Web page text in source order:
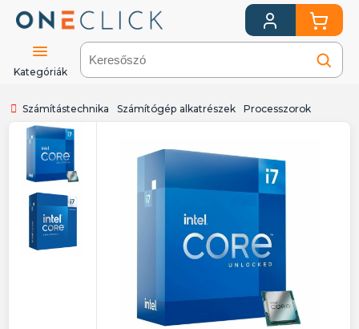
Kategóriák
Számítástechnika Számítógép alkatrészek Processzorok